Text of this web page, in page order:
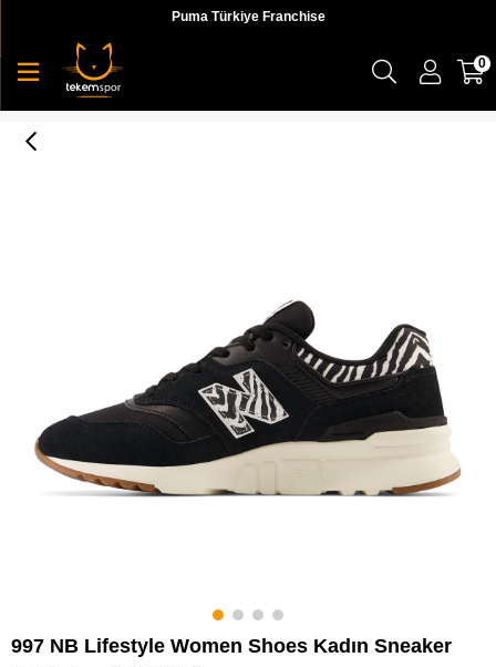
Puma Türkiye Franchise
0
997 NB Lifestyle Women Shoes Kadın Sneaker